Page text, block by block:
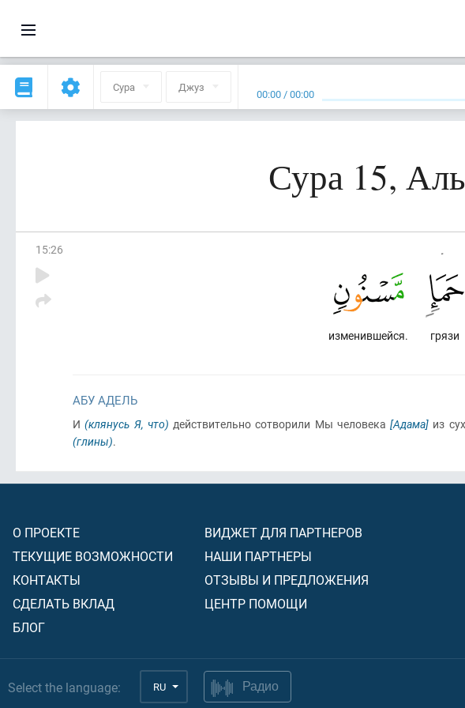
Сура Джуз 00:00 /00:00
Сура 15,
15:26
грязи
изменившейся.
АБУ АДЕЛЬ
И(клянусь Я, что) действительно сотворили Мы человека [Адама] из
(глины).
О ПРОЕКТЕ
ТЕКУЩИЕ ВОЗМОЖНОСТИ
КОНТАКТЫ
СДЕЛАТЬ ВКЛАД
БЛОГ
ВИДЖЕТ ДЛЯ ПАРТНЕРОВ
НАШИ ПАРТНЕРЫ
ОТЗЫВЫ И ПРЕДЛОЖЕНИЯ
ЦЕНТР ПОМОЩИ
Select the language: RU Радио